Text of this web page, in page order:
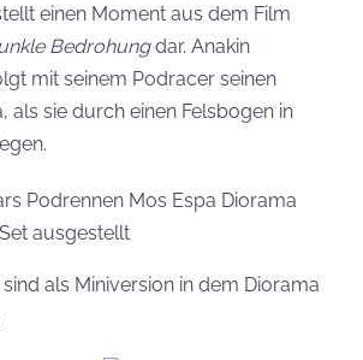
einen Moment aus dem Film
Bedrohungdar. Anakin
mit seinem Podracer seinen
als sie durch einen Felsbogen in
als Miniversion in dem Diorama